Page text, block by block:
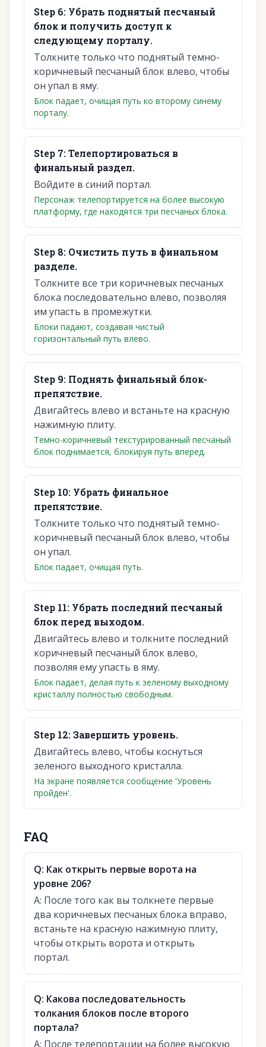
Step 6: Убрать поднятый песчаный
блок и получить доступ к
следующему порталу.
Толкните только что поднятый темно-
коричневый песчаный блок влево, чтобы
он упал в яму.
Блок падает, очищая путь ко второму синему
порталу.
Step 7:Телепортироваться в
финальный раздел.
Войдите в синий портал.
Персонаж телепортируется на более высокую
платформу, где находятся три песчаных блока.
Step 8: Очистить путь в финальном
разделе.
Толкните все три коричневых песчаных
блока последовательно влево, позволяя
им упасть в промежутки.
Блоки падают, создавая чистый
горизонтальный путь влево.
Step 9: Поднять финальный блок-
препятствие.
Двигайтесь влево и встаньте на красную
нажимную плиту.
Темно-коричневый текстурированный песчаный
блок поднимается, блокируя путь вперед.
Step 10: Убрать финальное
препятствие.
Толкните только что поднятый темно-
коричневый песчаный блок влево, чтобы
он упал.
Блок падает, очищая путь.
Step 11: Убрать последний песчаный
блок перед выходом.
Двигайтесь влево и толкните последний
коричневый песчаный блок влево,
позволяя ему упасть в яму.
Блок падает, делая путь к зеленому выходному
кристаллу полностью свободным.
Step 12:Завершить уровень.
Двигайтесь влево, чтобы коснуться
зеленого выходного кристалла.
На экране появляется сообщение 'Уровень
пройден'.
FAQ
Q: Как открыть первые ворота на
уровне 206?
A: После того как вы толкнете первые
два коричневых песчаных блока вправо,
встаньте на красную нажимную плиту,
чтобы открыть ворота и открыть
портал.
Q: Какова последовательность
толкания блоков после второго
портала?
A: После телепортации на более высокую